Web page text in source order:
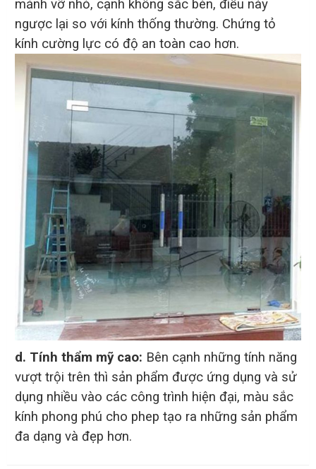
mảnh vỡ nhỏ, cạnh không sắc bén, điều này
ngược lại so với kính thống thường. Chứng tỏ
kính cường lực có độ an toàn cao hơn.
d. Tính thẩm mỹ cao: Bên cạnh những tính năng
vượt trội trên thì sản phẩm được ứng dụng và sử
dụng nhiều vào các công trình hiện đại, màu sắc
kính phong phú cho phep tạo ra những sản phẩm
đa dạng và đẹp hơn.